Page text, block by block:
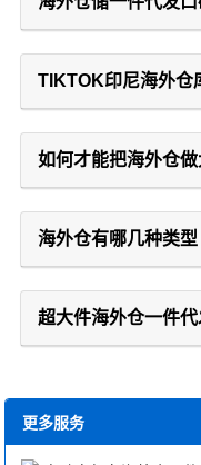
TIKTOK印尼海外仓
如何才能把海外仓
海外仓有哪几种类型
超大件海外仓一件
更多服务